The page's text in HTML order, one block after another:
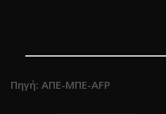
Πηγή: ΑΠΕ-ΜΠΕ-AFP